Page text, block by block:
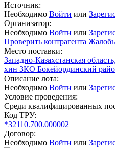
Источник:
Необходимо Войти или
Организатор:
Необходимо Войти или
Проверить контрагента
Место поставки:
Западно-Казахстанская
хин ЗКО Бокейординский
Описание лота:
Необходимо Войти или
Условие проведения:
Среди квалифицированных
Код ТРУ:
*32110.700.000002
Договор:
Необходимо Войти или